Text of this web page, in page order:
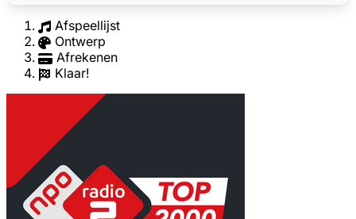
Afspeellijst
Ontwerp
Afrekenen
Klaar!